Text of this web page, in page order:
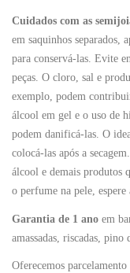
Cuidados com as
em saquinhos separados,
para conservá-las. Evite
peças. O cloro, sal e
exemplo, podem
álcool em gel e o uso de
podem danificá-las. O
colocá-las após a
álcool e demais produtos
o perfume na pele,
Garantia de 1 ano em
amassadas, riscadas,
Oferecemos